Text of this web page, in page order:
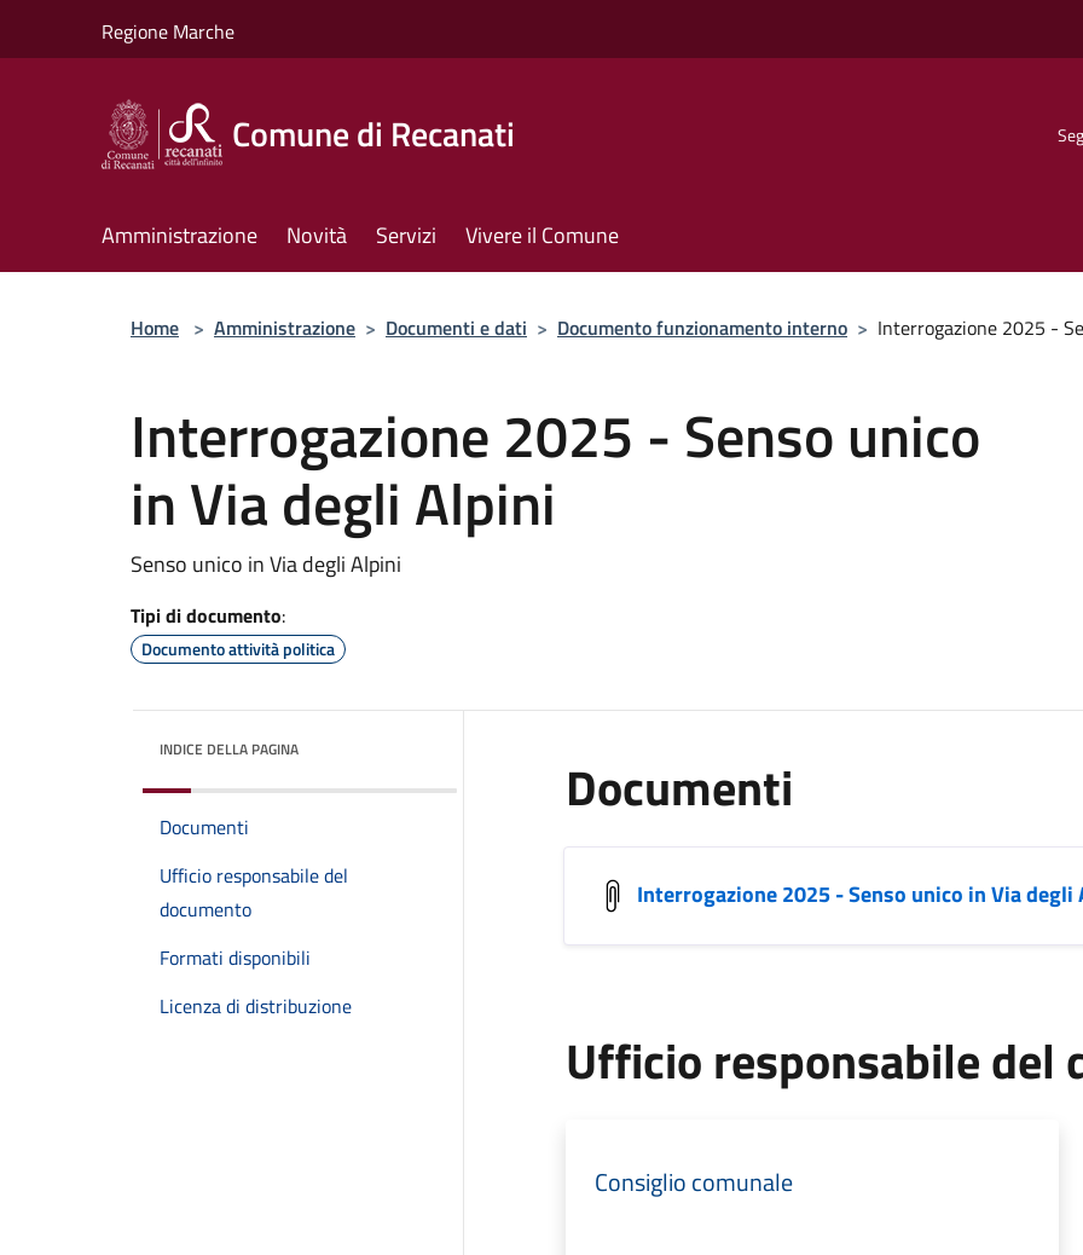
Regione Marche
Comune di Recanati
Amministrazione Novità Servizi Vivere il Comune
Home > Amministrazione > Documenti e dati > Documento funzionamento interno > Interrogazione 2025 -
Interrogazione 2025 - Senso unico
in Via degli Alpini
Senso unico in Via degli Alpini
Tipi di documento:
Documento attività politica
INDICE DELLA PAGINA
Documenti
Ufficio responsabile del
documento
Formati disponibili
Licenza di distribuzione
Documenti
Interrogazione 2025 - Senso unico in Via degli
Ufficio responsabile del
Consiglio comunale